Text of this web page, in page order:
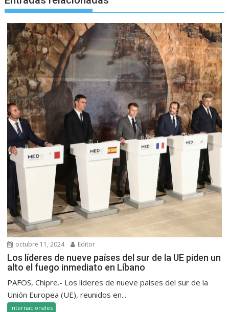
octubre 11, 2024 Editor
Los líderes de nueve países del sur de la UE piden un
alto el fuego inmediato en Líbano
PAFOS, Chipre.- Los líderes de nueve países del sur de la
Unión Europea (UE), reunidos en...
Internacionales